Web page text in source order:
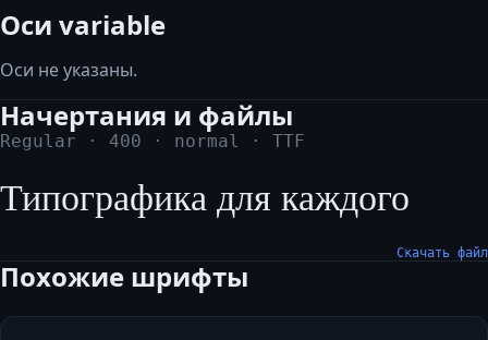
Оси variable
Оси не указаны.
Начертания и файлы
Regular · 400 · normal · TTF
Типографика для каждого
Скачать файл
Похожие шрифты